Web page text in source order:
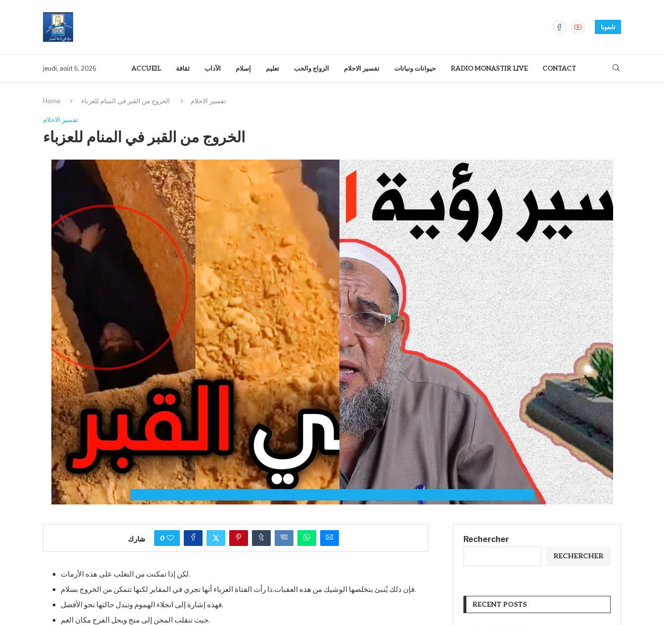
تابعونا
jeudi, août 6, 2026 ACCUEIL ثقافة الآداب إسلام تعليم الزواج والحب تفسير الاحلام حيوانات ونباتات RADIO MONASTIR LIVE CONTACT
Home تفسير الاحلام الخروج من القبر في المنام للعزباء
تفسير الاحلام
الخروج من القبر في المنام للعزباء
شارك 0
لكن إذا تمكنت من التغلب على هذه الأزمات.
فإن ذلك يُنبئ بتخلصها الوشيك من هذه العقبات.ذا رأت الفتاة العزباء أنها تجري في المقابر لكنها تتمكن من الخروج بسلام.
فهذه إشارة إلى انجلاء الهموم وتبدل حالتها نحو الأفضل.
حيث تنقلب المحن إلى منح ويحل الفرح مكان الغم.
Rechercher
RECHERCHER
RECENT POSTS